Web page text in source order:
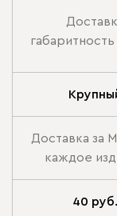
Доставка за
каждое
40 руб.